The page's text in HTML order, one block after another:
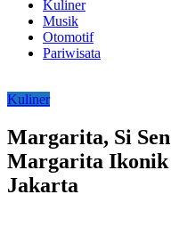
Kuliner
Musik
Otomotif
Pariwisata
Kuliner
Margarita, Si
Margarita
Jakarta